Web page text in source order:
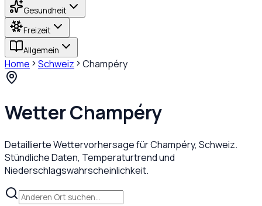
Gesundheit
Freizeit
Allgemein
Home Schweiz Champéry
WetterChampéry
Detaillierte Wettervorhersage fürChampéry, Schweiz.
Stündliche Daten, Temperaturtrend und
Niederschlagswahrscheinlichkeit.